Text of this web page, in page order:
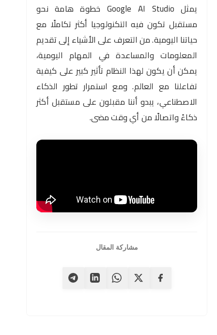
يمثل Google AI Studio خطوة هامة نحو
مستقبل تكون فيه التكنولوجيا أكثر تكاملًا مع
حياتنا اليومية. من التعرف على الأشياء إلى تقديم
المعلومات والمساعدة في المهام اليومية،
يمكن أن يكون لهذا النظام تأثير كبير على كيفية
تفاعلنا مع العالم. ومع استمرار تطور الذكاء
الاصطناعي، يبدو أننا مقبلون على مستقبل أكثر
ذكاءً واتصالًا من أي وقت مضى.
مشاركة المقال